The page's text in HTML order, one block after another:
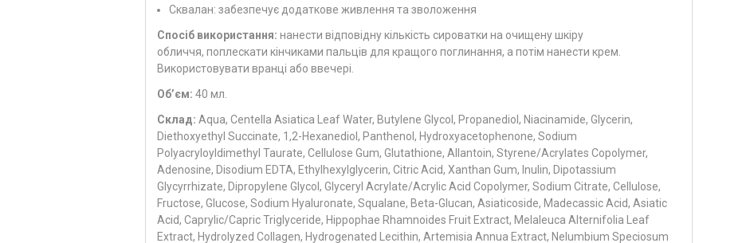
Сквалан: забезпечує додаткове живлення та зволоження
Спосіб використання: нанести відповідну кількість сироватки на очищену шкіру
обличчя, поплескати кінчиками пальців для кращого поглинання, а потім нанести крем.
Використовувати вранці або ввечері.
Об’єм: 40 мл.
Склад: Aqua, Centella Asiatica Leaf Water, Butylene Glycol, Propanediol, Niacinamide, Glycerin,
Diethoxyethyl Succinate, 1,2-Hexanediol, Panthenol, Hydroxyacetophenone, Sodium
Polyacryloyldimethyl Taurate, Cellulose Gum, Glutathione, Allantoin, Styrene/Acrylates Copolymer,
Adenosine, Disodium EDTA, Ethylhexylglycerin, Citric Acid, Xanthan Gum, Inulin, Dipotassium
Glycyrrhizate, Dipropylene Glycol, Glyceryl Acrylate/Acrylic Acid Copolymer, Sodium Citrate, Cellulose,
Fructose, Glucose, Sodium Hyaluronate, Squalane, Beta-Glucan, Asiaticoside, Madecassic Acid, Asiatic
Acid, Caprylic/Capric Triglyceride, Hippophae Rhamnoides Fruit Extract, Melaleuca Alternifolia Leaf
Extract, Hydrolyzed Collagen, Hydrogenated Lecithin, Artemisia Annua Extract, Nelumbium Speciosum